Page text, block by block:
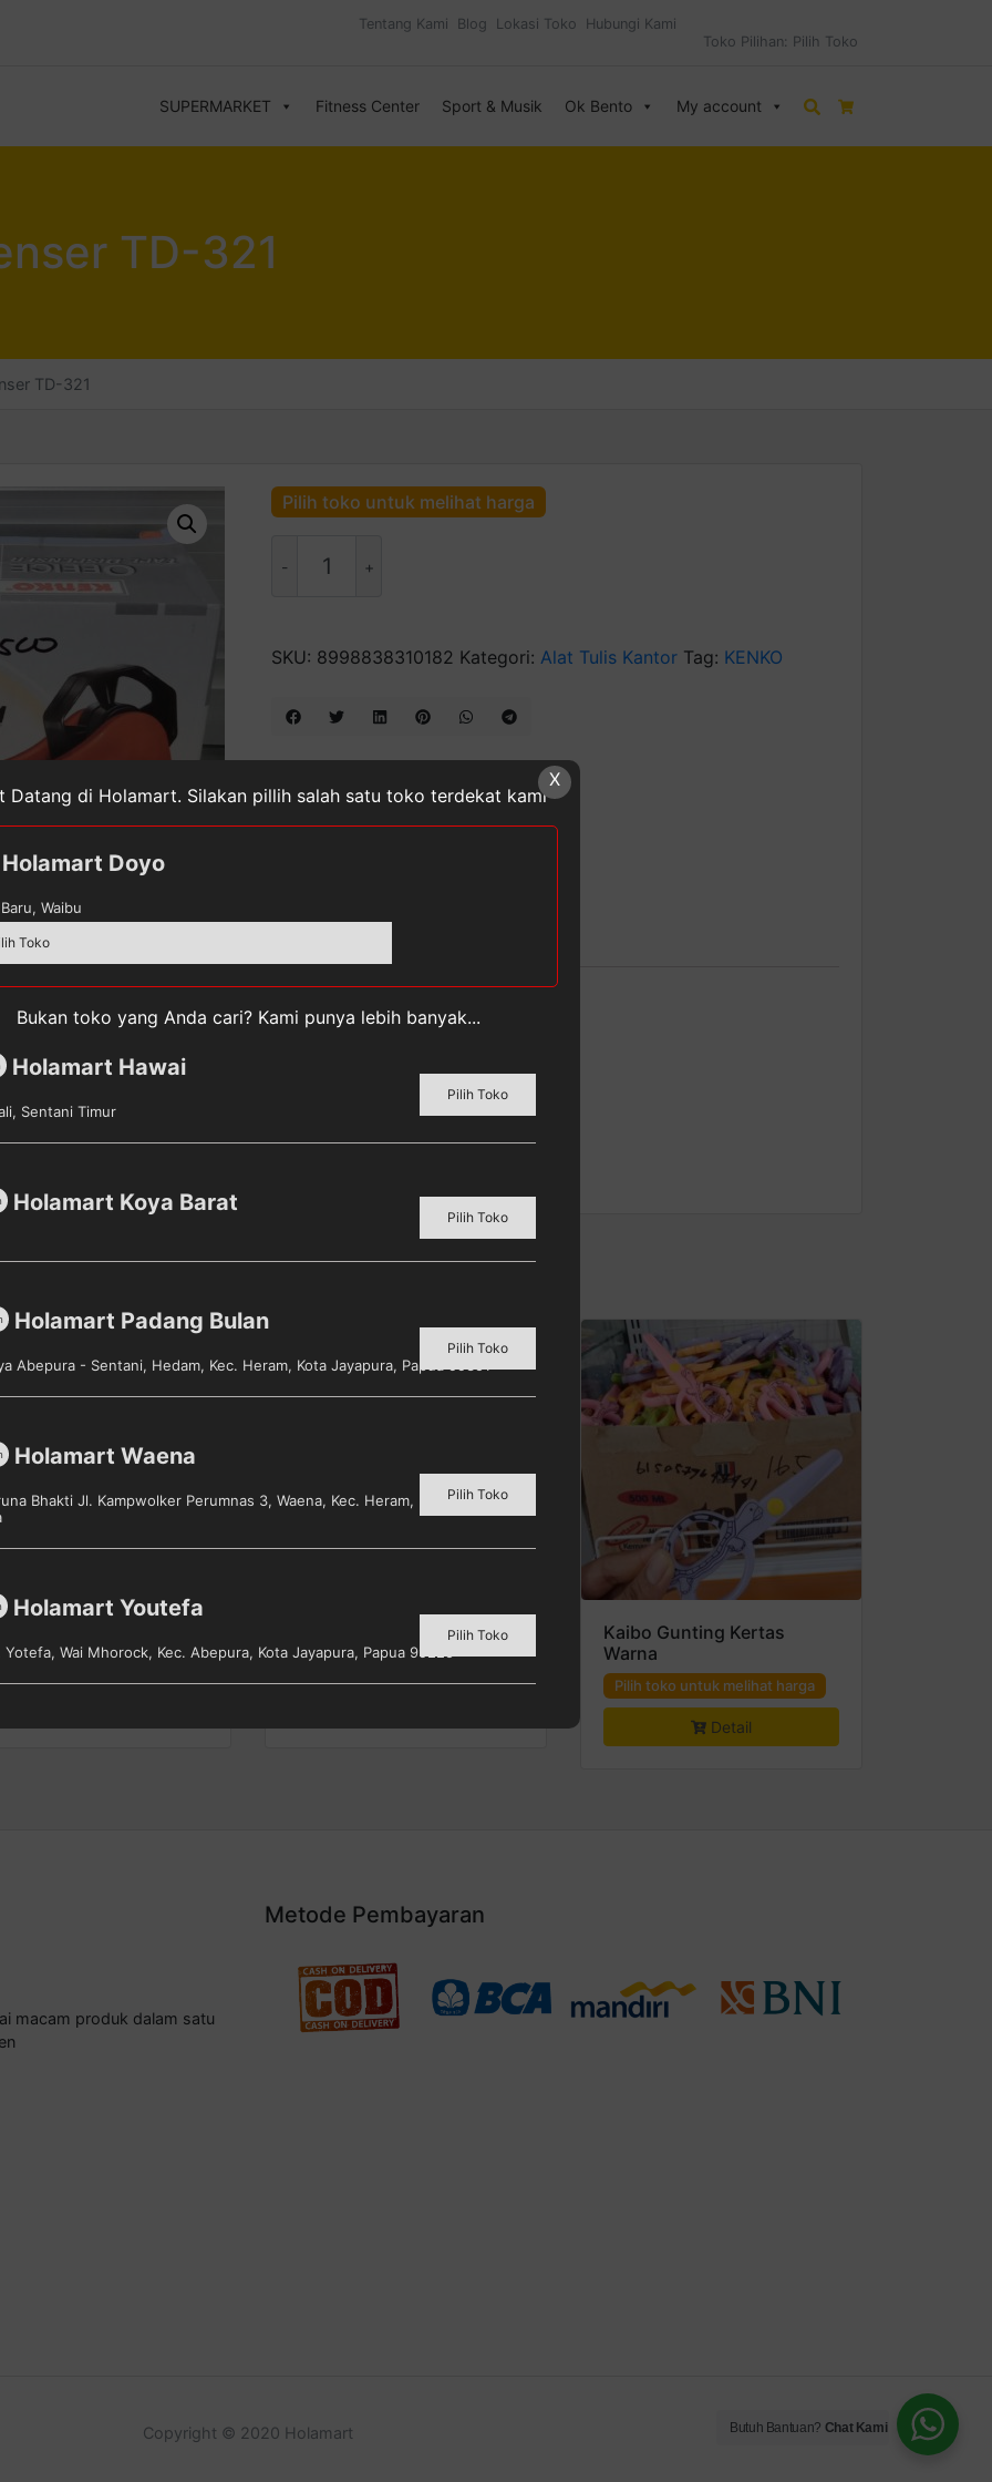
Tentang Kami Blog Lokasi Toko
Hubungi Kami
Toko Pilihan: Pilih Toko
SUPERMARKET Fitness Center Sport & Musik Ok Bento My account Search
TD-321
TD-321
Pilih toko untuk melihat harga
Kenko
TD-
SKU: 8998838310182 Kategori:Alat Tulis Kantor Tag: KENKO
toko untuk melihat harga
Sampul Buku Gadwell
Pilih toko untuk melihat harga
Kaibo Gunting Kertas
Warna
Pilih toko untuk melihat harga
Detail
macam produk dalam satu
Metode Pembayaran
Copyright © 2020 Holamart Butuh Bantuan? Chat Kami
X
Datang di Holamart. Silakan pillih salah satu toko terdekat kami
Holamart Doyo
Waibu
Toko
Bukan toko yang Anda cari? Kami punya lebih banyak...
Holamart Hawai
Sentani Timur
Pilih Toko
Holamart Koya Barat
Pilih Toko
Holamart Padang Bulan
Abepura - Sentani, Hedam, Kec. Heram, Kota Jayapura, Papua 99351
Pilih Toko
Holamart Waena
Bhakti Jl. Kampwolker Perumnas 3, Waena, Kec. Heram, Kota Jayapura,
Pilih Toko
Holamart Youtefa
Yotefa, Wai Mhorock, Kec. Abepura, Kota Jayapura, Papua 99225
Pilih Toko